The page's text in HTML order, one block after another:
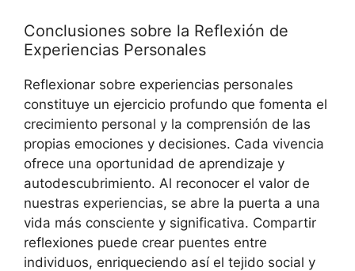
Conclusiones sobre la Reflexión de
Experiencias Personales
Reflexionar sobre experiencias personales
constituye un ejercicio profundo que fomenta el
crecimiento personal y la comprensión de las
propias emociones y decisiones. Cada vivencia
ofrece una oportunidad de aprendizaje y
autodescubrimiento. Al reconocer el valor de
nuestras experiencias, se abre la puerta a una
vida más consciente y significativa. Compartir
reflexiones puede crear puentes entre
individuos, enriqueciendo así el tejido social y